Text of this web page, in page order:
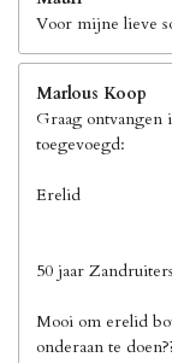
Voor mijne lieve
Marlous Koop
Graag ontvangen
toegevoegd:
Erelid
50 jaar Zandruiters
Mooi om erelid
onderaan te